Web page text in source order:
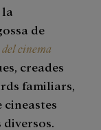
la
de
cinema
creades
familiars,
cineastes